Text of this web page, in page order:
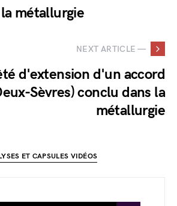
métallurgie
NEXT ARTICLE —
d'extension d'un accord
Sèvres) conclu dans la
métallurgie
ET CAPSULES VIDÉOS